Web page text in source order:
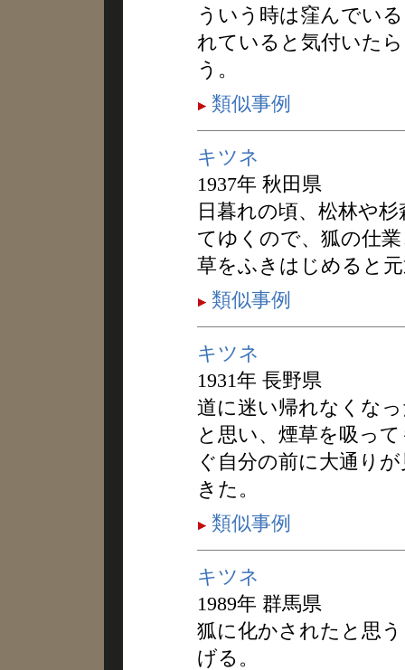
ういう時は窪んでい
れていると気付いた
う。
類似事例
キツネ
1937年 秋田県
日暮れの頃、松林や
てゆくので、狐の仕
草をふきはじめると
類似事例
キツネ
1931年 長野県
道に迷い帰れなくな
と思い、煙草を吸っ
ぐ自分の前に大通り
きた。
類似事例
キツネ
1989年 群馬県
狐に化かされたと思
げる。